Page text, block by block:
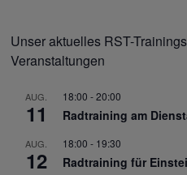
Unser aktuelles RST-
Veranstaltungen
AUG.
11
18:00 -20:00
Radtraining am
AUG.
12
18:00 - 19:30
Radtraining für